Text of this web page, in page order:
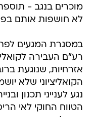
לא חושפות אותם
במסגרת המגעים
רע"ם העבירה
אזרחיות, שנוגעת
הקואליציוני שלא
נגע לענייני תכנון